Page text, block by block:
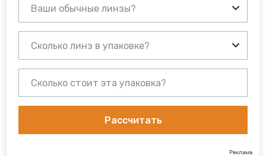
Ваши обычные линзы?
Сколько линз в упаковке?
Рассчитать
Реклама